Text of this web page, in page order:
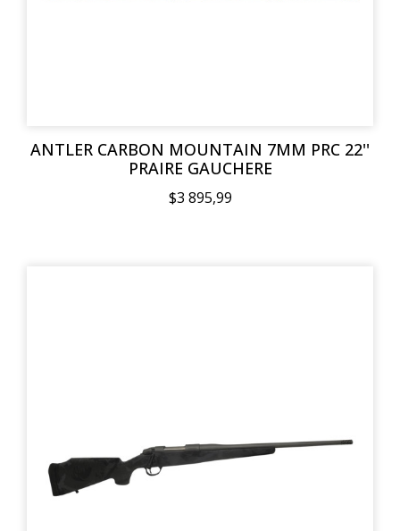
ANTLER CARBON MOUNTAIN 7MM PRC 22''
PRAIRE GAUCHERE
$3 895,99